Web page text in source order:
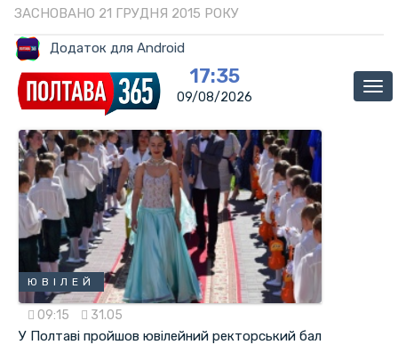
ЗАСНОВАНО 21 ГРУДНЯ 2015 РОКУ
Додаток для Android
17:35
09/08/2026
ЮВІЛЕЙ
09:15 31.05
У Полтаві пройшов ювілейний ректорський бал